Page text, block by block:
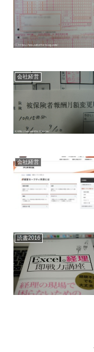
会社経営
会社経営
読書2016